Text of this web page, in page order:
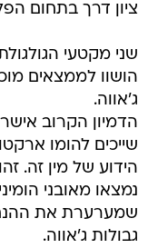
ציון דרך בתחום
שני מקטעי
הושוו לממצאים
ג'אווה.
הדמיון הקרוב
שייכים להומו
הידוע של מין זה.
נמצאו מאובני
שמערערת את
גבולות ג'אווה.